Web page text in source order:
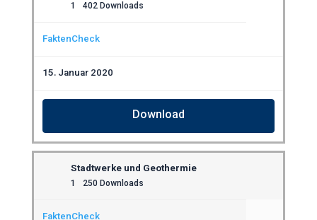
1 402 Downloads
FaktenCheck
15. Januar 2020
Download
Stadtwerke und Geothermie
1 250 Downloads
FaktenCheck